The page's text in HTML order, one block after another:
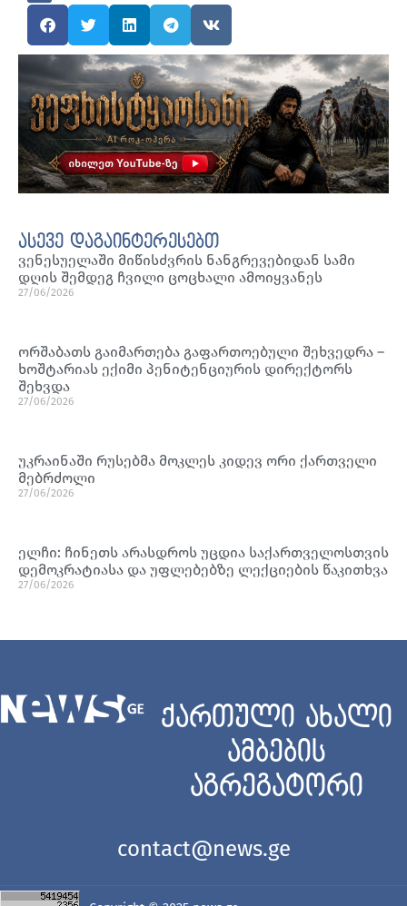
ასევე დაგაინტერესებთ
ვენესუელაში მიწისძვრის ნანგრევებიდან სამი
დღის შემდეგ ჩვილი ცოცხალი ამოიყვანეს
27/06/2026
ორშაბათს გაიმართება გაფართოებული შეხვედრა –
ხოშტარიას ექიმი პენიტენციურის დირექტორს
შეხვდა
27/06/2026
უკრაინაში რუსებმა მოკლეს კიდევ ორი ქართველი
მებრძოლი
27/06/2026
ელჩი: ჩინეთს არასდროს უცდია საქართველოსთვის
დემოკრატიასა და უფლებებზე ლექციების წაკითხვა
27/06/2026
ქართული ახალი
ამბების
აგრეგატორი
contact@news.ge